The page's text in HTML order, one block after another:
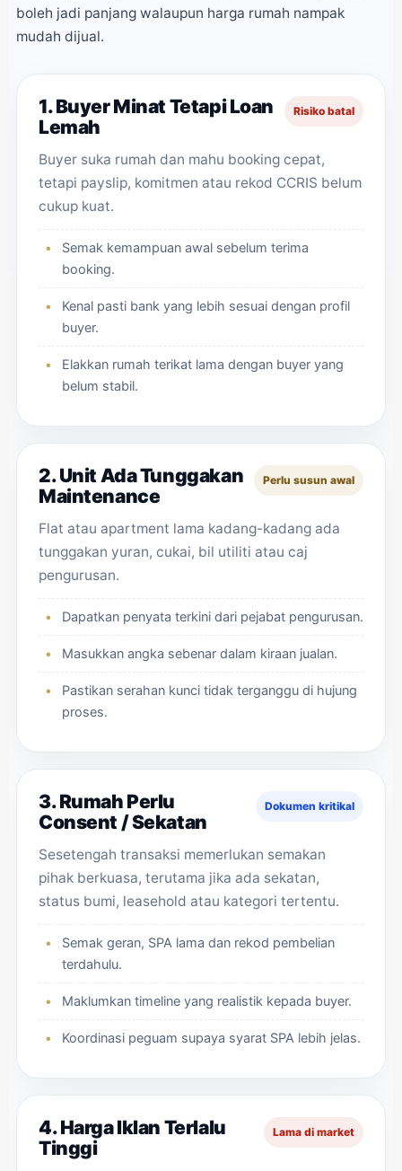
boleh jadi panjang walaupun harga rumah nampak
mudah dijual.
1. Buyer Minat Tetapi Loan
Lemah
Risiko batal
Buyer suka rumah dan mahu booking cepat,
tetapi payslip, komitmen atau rekod CCRIS belum
cukup kuat.
Semak kemampuan awal sebelum terima
booking.
Kenal pasti bank yang lebih sesuai dengan profil
buyer.
Elakkan rumah terikat lama dengan buyer yang
belum stabil.
2. Unit Ada Tunggakan
Maintenance
Perlu susun awal
Flat atau apartment lama kadang-kadang ada
tunggakan yuran, cukai, bil utiliti atau caj
pengurusan.
Dapatkan penyata terkini dari pejabat pengurusan.
Masukkan angka sebenar dalam kiraan jualan.
Pastikan serahan kunci tidak terganggu di hujung
proses.
3. Rumah Perlu
Consent / Sekatan
Dokumen kritikal
Sesetengah transaksi memerlukan semakan
pihak berkuasa, terutama jika ada sekatan,
status bumi, leasehold atau kategori tertentu.
Semak geran, SPA lama dan rekod pembelian
terdahulu.
Maklumkan timeline yang realistik kepada buyer.
Koordinasi peguam supaya syarat SPA lebih jelas.
4. Harga Iklan Terlalu
Tinggi
Lama di market